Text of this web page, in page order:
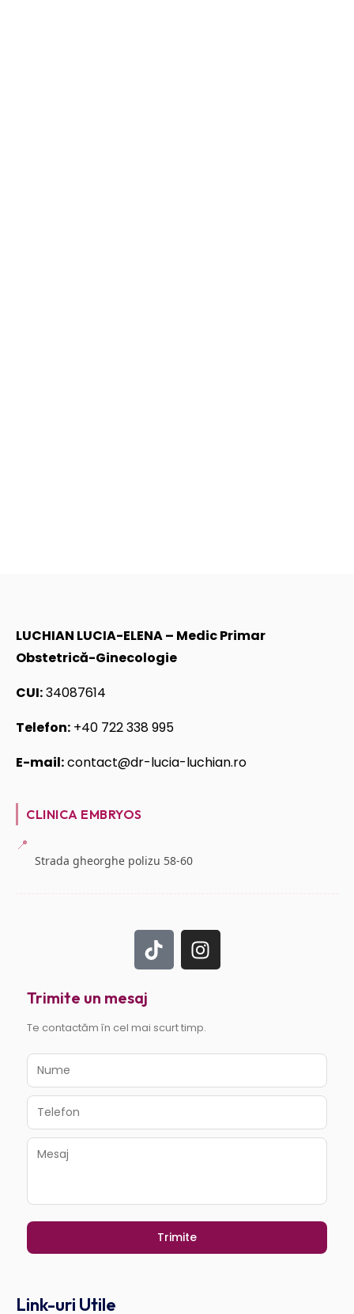
LUCHIAN LUCIA-ELENA – Medic Primar
Obstetrică-Ginecologie
CUI:34087614
Telefon: +40 722 338 995
E-mail:contact@dr-lucia-luchian.ro
CLINICA EMBRYOS
📍
Strada gheorghe polizu 58-60
Trimite un mesaj
Te contactăm în cel mai scurt timp.
Link-uri Utile